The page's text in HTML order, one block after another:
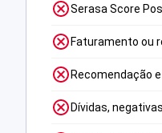
Serasa Score
Faturamento ou
Recomendação
Dívidas,